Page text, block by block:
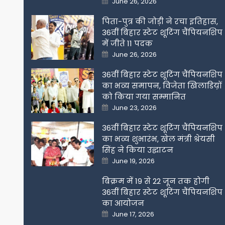
on
पिता-पुत्र की जोड़ी ने रचा इतिहास,
36वीं बिहार स्टेट शूटिंग चैंपियनशिप
में जीते 11 पदक
Posted
on
June 26, 2026
36वीं बिहार स्टेट शूटिंग चैंपियनशिप
का भव्य समापन, विजेता खिलाडिय़ों
को किया गया सम्मानित
Posted
on
June 23, 2026
36वीं बिहार स्टेट शूटिंग चैंपियनशिप
का भव्य शुभारंभ, खेल मंत्री श्रेयसी
सिंह ने किया उद्घाटन
Posted
on
June 19, 2026
बिक्रम में 19 से 22 जून तक होगी
36वीं बिहार स्टेट शूटिंग चैंपियनशिप
का आयोजन
Posted
on
June 17, 2026